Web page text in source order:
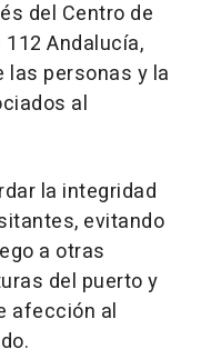
del Centro de
Andalucía,
las personas y la
al
la integridad
evitando
a otras
del puerto y
afección al